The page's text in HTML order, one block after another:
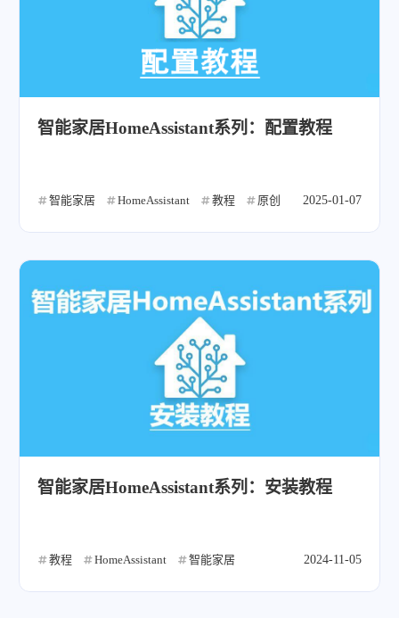
智能家居HomeAssistant系列：配置教程
智能家居 HomeAssistant 教程 原创 2025-01-07
智能家居HomeAssistant系列：安装教程
教程 HomeAssistant 智能家居 2024-11-05